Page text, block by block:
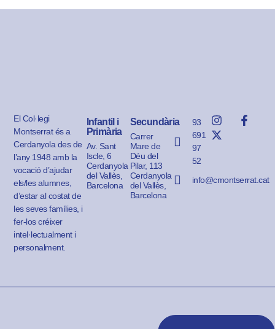
El Col·legi
Montserrat és a
Cerdanyola des de
l’any 1948 amb la
vocació d’ajudar
els/les alumnes,
d’estar al costat de
les seves famílies, i
fer-los créixer
intel·lectualment i
personalment.
Infantil i
Primària
Av. Sant
Iscle, 6
Cerdanyola
del Vallès,
Barcelona
Secundària
Carrer
Mare de
Déu del
Pilar, 113
Cerdanyola
del Vallès,
Barcelona
93
691
97
52
info@cmontserrat.cat